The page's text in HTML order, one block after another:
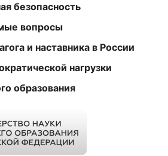
безопасность
вопросы
и наставника в России
нагрузки
образования